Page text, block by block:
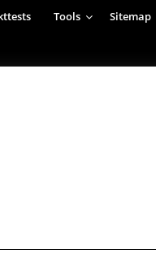
Tools Sitemap